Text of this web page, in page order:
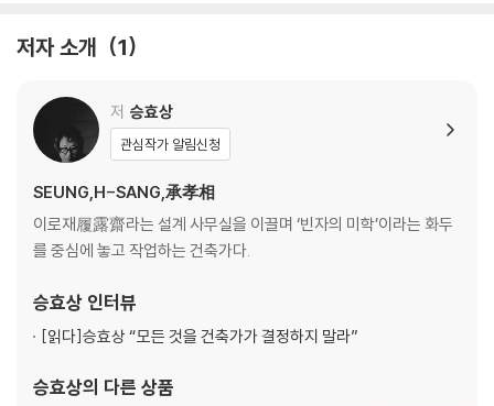
이 책은 승효상이 영성의 건축 풍경을 찾아 떠난 건축 순례기이자, 건축가
다. 진부하고 습관적인 생활을 탈피하여 새로운 힘을 얻고자 길을 나서는
독자에게는 독창적인 여행 안내서가, 책으로 여정을 대신하려는 이에게는
일상을 벗어난 듯한 깊은 묵상과 사유의 시간을 선사하는 가이드가 될 것
이다. 좋은 건축은 어느 길, 어느 공간에서도 우리를 성찰하게 한다. 『솔스
케이프』는 물신주의에 순응하며 파편화된 현대 사회에, 사유하고 성찰하
는 건축 풍경이 지닌 뜻과 가치를 전하고자 한다.
묵현과 내심낙원 ─ 침묵의 언덕 위, 마음의 평화 128
가가빈빈 ─ 풍경이 흐르는 집 138
그 밖의 시설 144
ㆍ하양 무학로교회 진리 속에 자유하는 이들을 위한 처소 151
다방 물볕 ─ 물에 내린 볕 164
저자 소개 1
저 승효상
관심작가 알림신청
SEUNG,H-SANG,承孝相
이로재履露齋라는 설계 사무실을 이끌며 ‘빈자의 미학’이라는 화두
를 중심에 놓고 작업하는 건축가다.
승효상 인터뷰
[읽다]승효상 “모든 것을 건축가가 결정하지 말라”
승효상의 다른 상품